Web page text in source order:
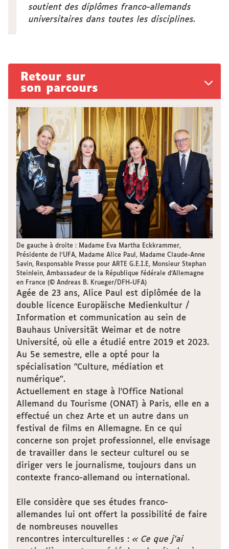
soutient des diplômes franco-allemands
universitaires dans toutes les disciplines.
Retour sur
son parcours
De gauche à droite : Madame Eva Martha Eckkrammer,
Présidente de l’UFA, Madame Alice Paul, Madame Claude-Anne
Savin, Responsable Presse pour ARTE G.E.I.E, Monsieur Stephan
Steinlein, Ambassadeur de la République fédérale d’Allemagne
en France (© Andreas B. Krueger/DFH-UFA)
Agée de 23 ans, Alice Paul est diplômée de la
double licence Europäische Medienkultur /
Information et communication au sein de
Bauhaus Universität Weimar et de notre
Université, où elle a étudié entre 2019 et 2023.
Au 5e semestre, elle a opté pour la
spécialisation "Culture, médiation et
numérique".
Actuellement en stage à l'Office National
Allemand du Tourisme (ONAT) à Paris, elle en a
effectué un chez Arte et un autre dans un
festival de films en Allemagne. En ce qui
concerne son projet professionnel, elle envisage
de travailler dans le secteur culturel ou se
diriger vers le journalisme, toujours dans un
contexte franco-allemand ou international.
Elle considère que ses études franco-
allemandes lui ont offert la possibilité de faire
de nombreuses nouvelles
rencontres interculturelles : « Ce que j'ai